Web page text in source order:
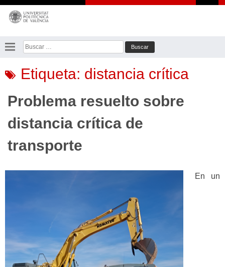
Saltar
contenido
Buscar:
Etiqueta: distancia crítica
Problema resuelto sobre
distancia crítica de
transporte
En un